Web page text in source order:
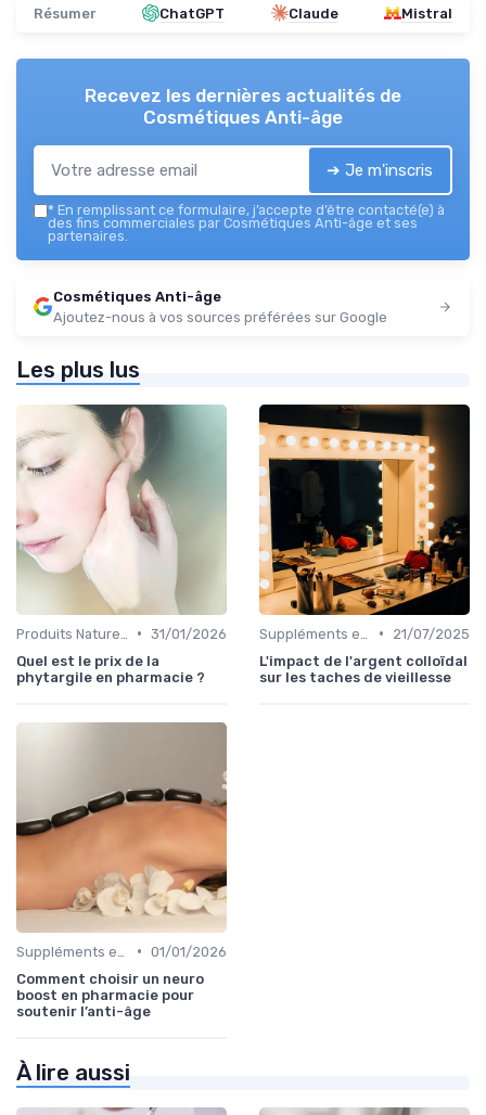
Résumer ChatGPT Claude Mistral
Recevez les dernières actualités de
Cosmétiques Anti-âge
➔ Je m'inscris
* En remplissant ce formulaire, j’accepte d’être contacté(e) à
des fins commerciales par Cosmétiques Anti-âge et ses
partenaires.
Cosmétiques Anti-âge
Ajoutez-nous à vos sources préférées sur Google
Les plus lus
• 31/01/2026
Quel est le prix de la
phytargile en pharmacie ?
•
21/07/2025
L'impact de l'argent colloïdal
sur les taches de vieillesse
• 01/01/2026
Comment choisir un neuro
boost en pharmacie pour
soutenir l’anti-âge
À lire aussi